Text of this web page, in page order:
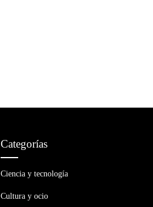
Categorías
Ciencia y tecnología
Cultura y ocio